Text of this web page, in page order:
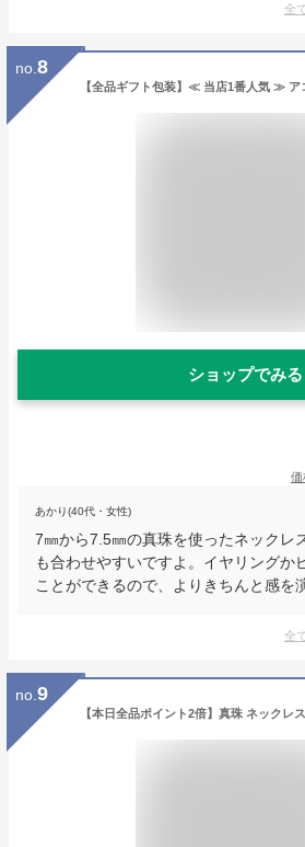
全
no. 8
ショップでみる
価
あかり(40代・女性)
7㎜から7.5㎜の真珠を使ったネックレ
も合わせやすいですよ。イヤリングか
ことができるので、よりきちんと感を
全
no. 9